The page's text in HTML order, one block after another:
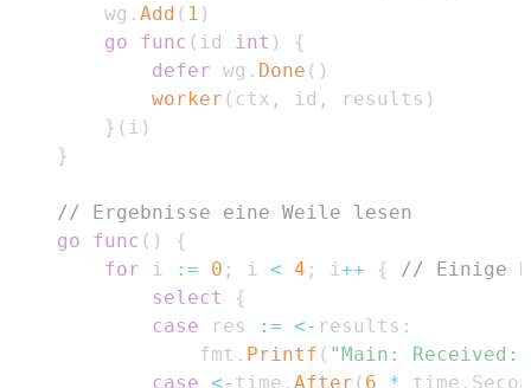
		wg
. Add ( 1 )
go
func ( id int )
{
defer wg . Done ( )
worker ( ctx , id , results )
} ( i )
}
// Ergebnisse eine Weile lesen
go
func ( )
{
for i := 0 ; i < 4 ; i ++ {
// Einige
select
{
case res := <- results :
				fmt
. Printf ( "Main: Received:
case <- time . After ( 6 * time .